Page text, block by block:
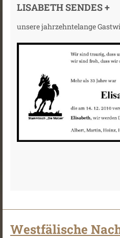
LISABETH SENDES +
unsere jahrzehntelange
Westfälische